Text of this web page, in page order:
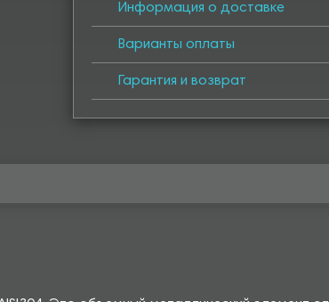
Информация о доставке
Варианты оплаты
Гарантия и возврат